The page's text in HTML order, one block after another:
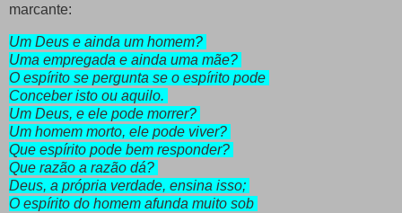
marcante:
Um Deus e ainda um homem?
Uma empregada e ainda uma mãe?
O espírito se pergunta se o espírito pode
Conceber isto ou aquilo.
Um Deus, e ele pode morrer?
Um homem morto, ele pode viver?
Que espírito pode bem responder?
Que razão a razão dá?
Deus, a própria verdade, ensina isso;
O espírito do homem afunda muito sob